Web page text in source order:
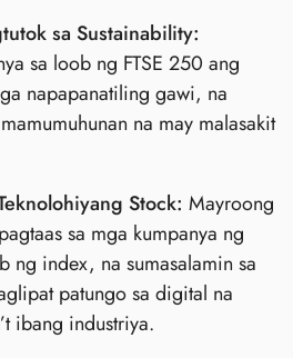
sa Sustainability:
sa loob ng FTSE 250 ang
napapanatiling gawi, na
na may malasakit
Stock: Mayroong
sa mga kumpanya ng
ng index, na sumasalamin sa
patungo sa digital na
ibang industriya.